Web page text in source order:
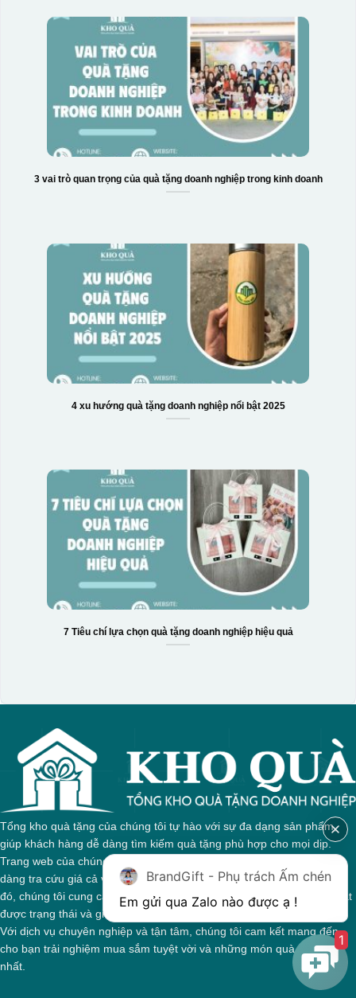
Hộp xi 3 hũ mứt
3 vai trò quan trọng của quà tặng doanh nghiệp trong kinh doanh
4 xu hướng quà tặng doanh nghiệp nổi bật 2025
7 Tiêu chí lựa chọn quà tặng doanh nghiệp hiệu quả
Tổng kho quà tặng của chúng tôi tự hào với sự đa dạng sản phẩm,
giúp khách hàng dễ dàng tìm kiếm quà tặng phù hợp cho mọi dịp.
Trang web của chúng tôi được thiết kế trực quan, cho phép bạn dễ
dàng tra cứu giá cả và thông tin chi tiết về từng sản phẩm. Bên cạnh
đó, chúng tôi cung cấp hệ thống theo dõi đơn hàng, giúp bạn nắm bắt
được trạng thái và giai đoạn xử lý của đơn hàng một cách thuận tiện.
Với dịch vụ chuyên nghiệp và tận tâm, chúng tôi cam kết mang đến
cho bạn trải nghiệm mua sắm tuyệt vời và những món quà ý nghĩa
nhất.
BrandGift - Phụ trách Ấm chén
1